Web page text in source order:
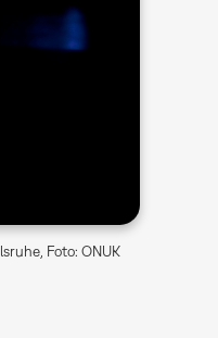
Foto: ONUK